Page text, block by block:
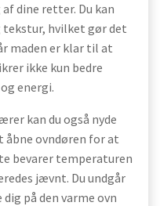
dine retter. Du kan
tekstur, hvilket gør det
maden er klar til at
ikke kun bedre
energi.
kan du også nyde
åbne ovndøren for at
bevarer temperaturen
jævnt. Du undgår
på den varme ovn